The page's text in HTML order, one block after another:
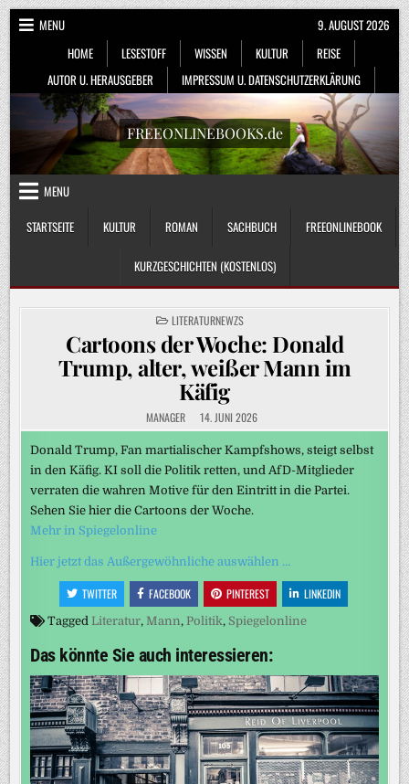
Skip
to
content
MENU
HOME
LESESTOFF WISSEN KULTUR
REISE
AUTOR U. HERAUSGEBER
IMPRESSUM U. DATENSCHUTZERKLÄRUNG
9. AUGUST 2026
FREEONLINEBOOKS.de
MENU
STARTSEITE
KULTUR ROMAN SACHBUCH FREEONLINEBOOK
KURZGESCHICHTEN (KOSTENLOS)
POSTED
IN
LITERATURNEWZS
Cartoons der Woche: Donald
Trump, alter, weißer Mann im
Käfig
MANAGER 14. JUNI 2026
Donald Trump, Fan martialischer Kampfshows, steigt selbst
in den Käfig. KI soll die Politik retten, und AfD-Mitglieder
verraten die wahren Motive für den Eintritt in die Partei.
Sehen Sie hier die Cartoons der Woche.
Mehr in Spiegelonline
Hier jetzt das Außergewöhnliche auswählen …
TWITTER FACEBOOK PINTEREST LINKEDIN
Tagged Literatur, Mann, Politik, Spiegelonline
Das könnte Sie auch interessieren: